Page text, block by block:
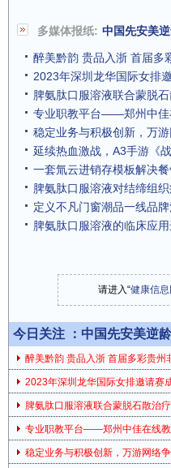
多媒体报纸: 中国先安美
醉美黔韵 贵品入浙 首届多
2023年深圳龙华国际女排
脾氨肽口服溶液联合蒙脱
专业职教平台——郑州中佳
稳定业务与积极创新，万
延续热血激战，A3手游《战
一套氚云进销存模板解决
脾氨肽口服溶液对结缔组
定义不凡门窗潮品一线品
脾氨肽口服溶液的临床应
请进入“健康信息
今日关注 ： 中国先安美逆
醉美黔韵 贵品入浙 首届多彩贵州
2023年深圳龙华国际女排邀请赛
脾氨肽口服溶液联合蒙脱石散治
专业职教平台——郑州中佳在线教
稳定业务与积极创新，万游网络